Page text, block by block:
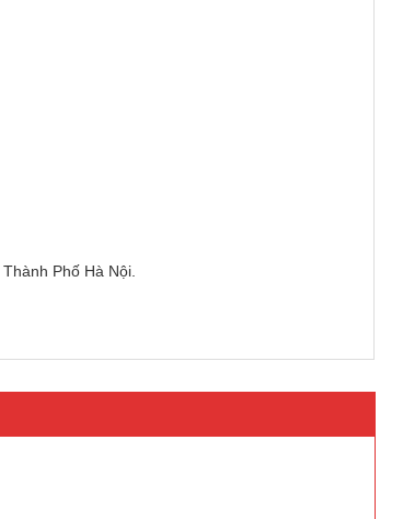
Phố Hà Nội.